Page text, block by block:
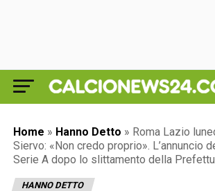
Home » Hanno Detto » Roma Lazio
Siervo: «Non credo proprio». L’annuncio
Serie A dopo lo slittamento della
HANNO DETTO